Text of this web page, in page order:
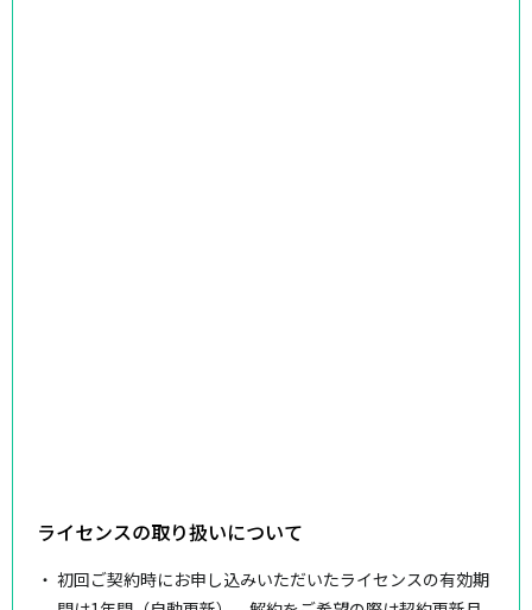
ライセンスの取り扱いについて
初回ご契約時にお申し込みいただいたライセンスの有効期